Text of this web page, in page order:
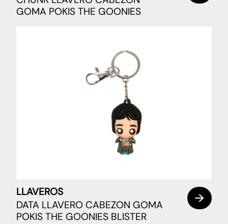
GOMA POKIS THE GOONIES
LLAVEROS
DATA LLAVERO CABEZON GOMA
POKIS THE GOONIES BLISTER